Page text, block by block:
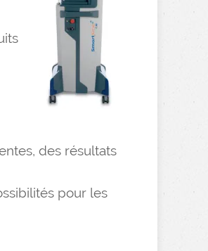
des résultats
pour les